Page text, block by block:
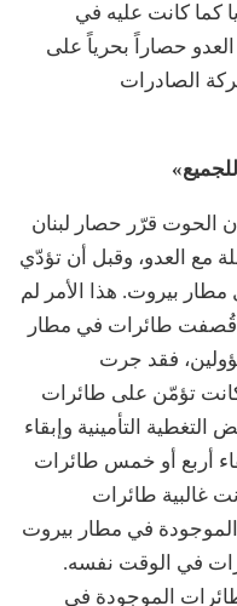
كما كانت عليه في
العدو حصاراً بحرياً على
الصادرات
للجميع»
الحوت قرّر حصار لبنان
مع العدو، وقبل أن تؤدّي
مطار بيروت. هذا الأمر لم
قُصفت طائرات في مطار
فقد جرت
تؤمّن على طائرات
التغطية التأمينية وإبقاء
أربع أو خمس طائرات
غالبية طائرات
الموجودة في مطار بيروت
في الوقت نفسه.
الموجودة في